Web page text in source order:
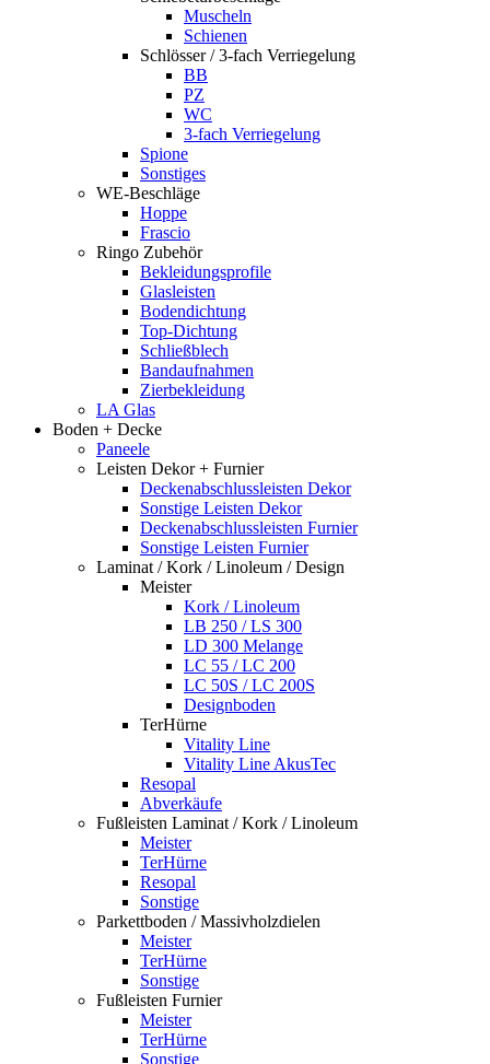
Muscheln
Schienen
Schlösser / 3-fach Verriegelung
BB
PZ
WC
3-fach Verriegelung
Spione
Sonstiges
WE-Beschläge
Hoppe
Frascio
Ringo Zubehör
Bekleidungsprofile
Glasleisten
Bodendichtung
Top-Dichtung
Schließblech
Bandaufnahmen
Zierbekleidung
LA Glas
Boden + Decke
Paneele
Leisten Dekor + Furnier
Deckenabschlussleisten Dekor
Sonstige Leisten Dekor
Deckenabschlussleisten Furnier
Sonstige Leisten Furnier
Laminat / Kork / Linoleum / Design
Meister
Kork / Linoleum
LB 250 / LS 300
LD 300 Melange
LC 55 / LC 200
LC 50S / LC 200S
Designboden
TerHürne
Vitality Line
Vitality Line AkusTec
Resopal
Abverkäufe
Fußleisten Laminat / Kork / Linoleum
Meister
TerHürne
Resopal
Sonstige
Parkettboden / Massivholzdielen
Meister
TerHürne
Sonstige
Fußleisten Furnier
Meister
TerHürne
Sonstige